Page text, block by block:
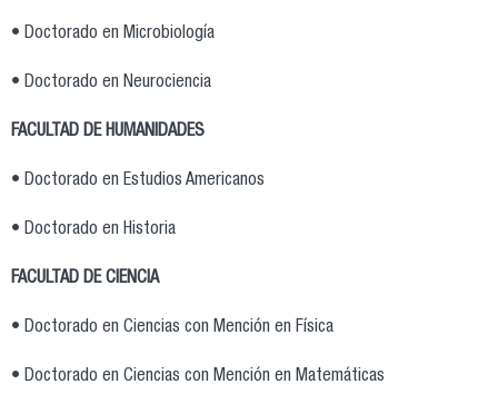
• Doctorado en Microbiología
• Doctorado en Neurociencia
FACULTAD DE HUMANIDADES
• Doctorado en Estudios Americanos
• Doctorado en Historia
FACULTAD DE CIENCIA
• Doctorado en Ciencias con Mención en Física
• Doctorado en Ciencias con Mención en Matemáticas